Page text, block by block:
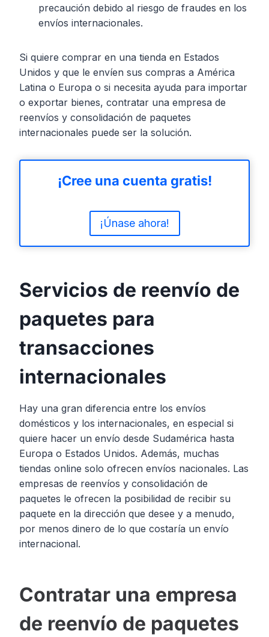
precaución debido al riesgo de fraudes en los
envíos internacionales.
Si quiere comprar en una tienda en Estados
Unidos y que le envíen sus compras a América
Latina o Europa o si necesita ayuda para importar
o exportar bienes, contratar una empresa de
reenvíos y consolidación de paquetes
internacionales puede ser la solución.
¡Cree una cuenta gratis!
¡Únase ahora!
Servicios de reenvío de
paquetes para
transacciones
internacionales
Hay una gran diferencia entre los envíos
domésticos y los internacionales, en especial si
quiere hacer un envío desde Sudamérica hasta
Europa o Estados Unidos. Además, muchas
tiendas online solo ofrecen envíos nacionales. Las
empresas de reenvíos y consolidación de
paquetes le ofrecen la posibilidad de recibir su
paquete en la dirección que desee y a menudo,
por menos dinero de lo que costaría un envío
internacional.
Contratar una empresa
de reenvío de paquetes